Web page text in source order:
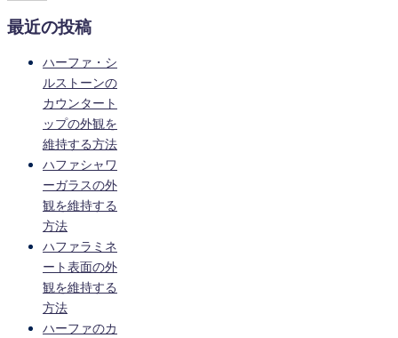
最近の投稿
ハーファ・シ
ルストーンの
カウンタート
ップの外観を
維持する方法
ハファシャワ
ーガラスの外
観を維持する
方法
ハファラミネ
ート表面の外
観を維持する
方法
ハーファのカ